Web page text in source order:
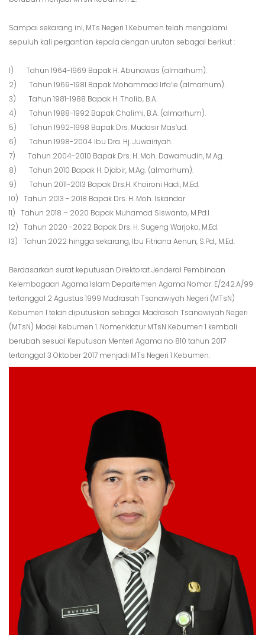
Sampai sekarang ini, MTs Negeri 1 Kebumen telah mengalami
sepuluh kali pergantian kepala dengan urutan sebagai berikut :
1) Tahun 1964-1969 Bapak H. Abunawas (almarhum).
2) Tahun 1969-1981 Bapak Mohammad Irfa’ie (almarhum).
3) Tahun 1981-1988 Bapak H. Tholib, B.A.
4) Tahun 1988-1992 Bapak Chalimi, B.A. (almarhum).
5) Tahun 1992-1998 Bapak Drs. Mudasir Mas’ud.
6) Tahun 1998-2004 Ibu Dra. Hj. Juwairiyah.
7) Tahun 2004-2010 Bapak Drs. H. Moh. Dawamudin, M.Ag.
8) Tahun 2010 Bapak H. Djabir, M.Ag. (almarhum).
9) Tahun 2011-2013 Bapak Drs.H. Khoironi Hadi, M.Ed.
10) Tahun 2013 - 2018 Bapak Drs. H. Moh. Iskandar
11) Tahun 2018 – 2020 Bapak Muhamad Siswanto, M.Pd.I
12) Tahun 2020 -2022 Bapak Drs. H. Sugeng Warjoko, M.Ed.
13) Tahun 2022 hingga sekarang, Ibu Fitriana Aenun, S.Pd., M.Ed.
Berdasarkan surat keputusan Direktorat Jenderal Pembinaan
Kelembagaan Agama Islam Departemen Agama Nomor: E/242.A/99
tertanggal 2 Agustus 1999 Madrasah Tsanawiyah Negeri (MTsN)
Kebumen 1 telah diputuskan sebagai Madrasah Tsanawiyah Negeri
(MTsN) Model Kebumen 1. Nomenklatur MTsN Kebumen 1 kembali
berubah sesuai Keputusan Menteri Agama no 810 tahun 2017
tertanggal 3 Oktober 2017 menjadi MTs Negeri 1 Kebumen.